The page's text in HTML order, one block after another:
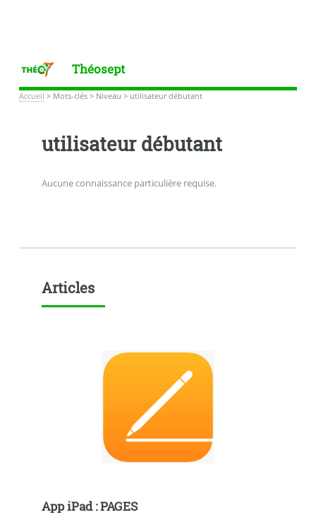
Théosept
Accueil > Mots-clés> Niveau > utilisateur débutant
utilisateur débutant
Aucune connaissance particulière requise.
Articles
App iPad : PAGES